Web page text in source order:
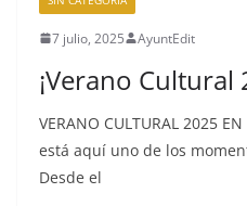
7 julio, 2025 AyuntEdit
¡Verano Cultural
VERANO CULTURAL 2025 EN
está aquí uno de los
Desde el